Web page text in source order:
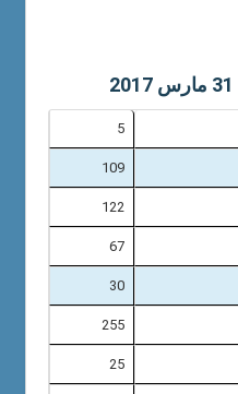
5
109
122
67
30
255
25